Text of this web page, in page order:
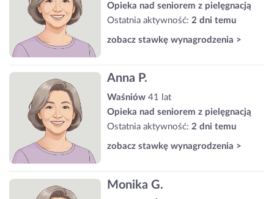
Opieka nad seniorem z pielęgnacją
Ostatnia aktywność: 2 dni temu
zobacz stawkę wynagrodzenia >
Anna P.
Waśniów 41 lat
Opieka nad seniorem z pielęgnacją
Ostatnia aktywność: 2 dni temu
zobacz stawkę wynagrodzenia >
Monika G.